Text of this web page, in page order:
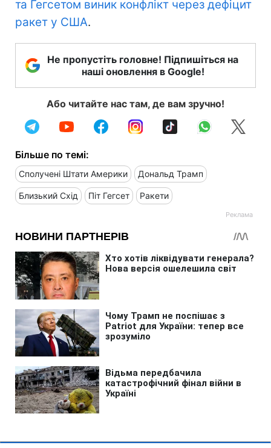
та Гегсетом виник конфлікт через дефіцит
ракет у США.
Не пропустіть головне! Підпишіться на
наші оновлення в Google!
Або читайте нас там, де вам зручно!
Більше по темі:
Сполучені Штати Америки Дональд Трамп
Близький Схід Піт Гегсет Ракети